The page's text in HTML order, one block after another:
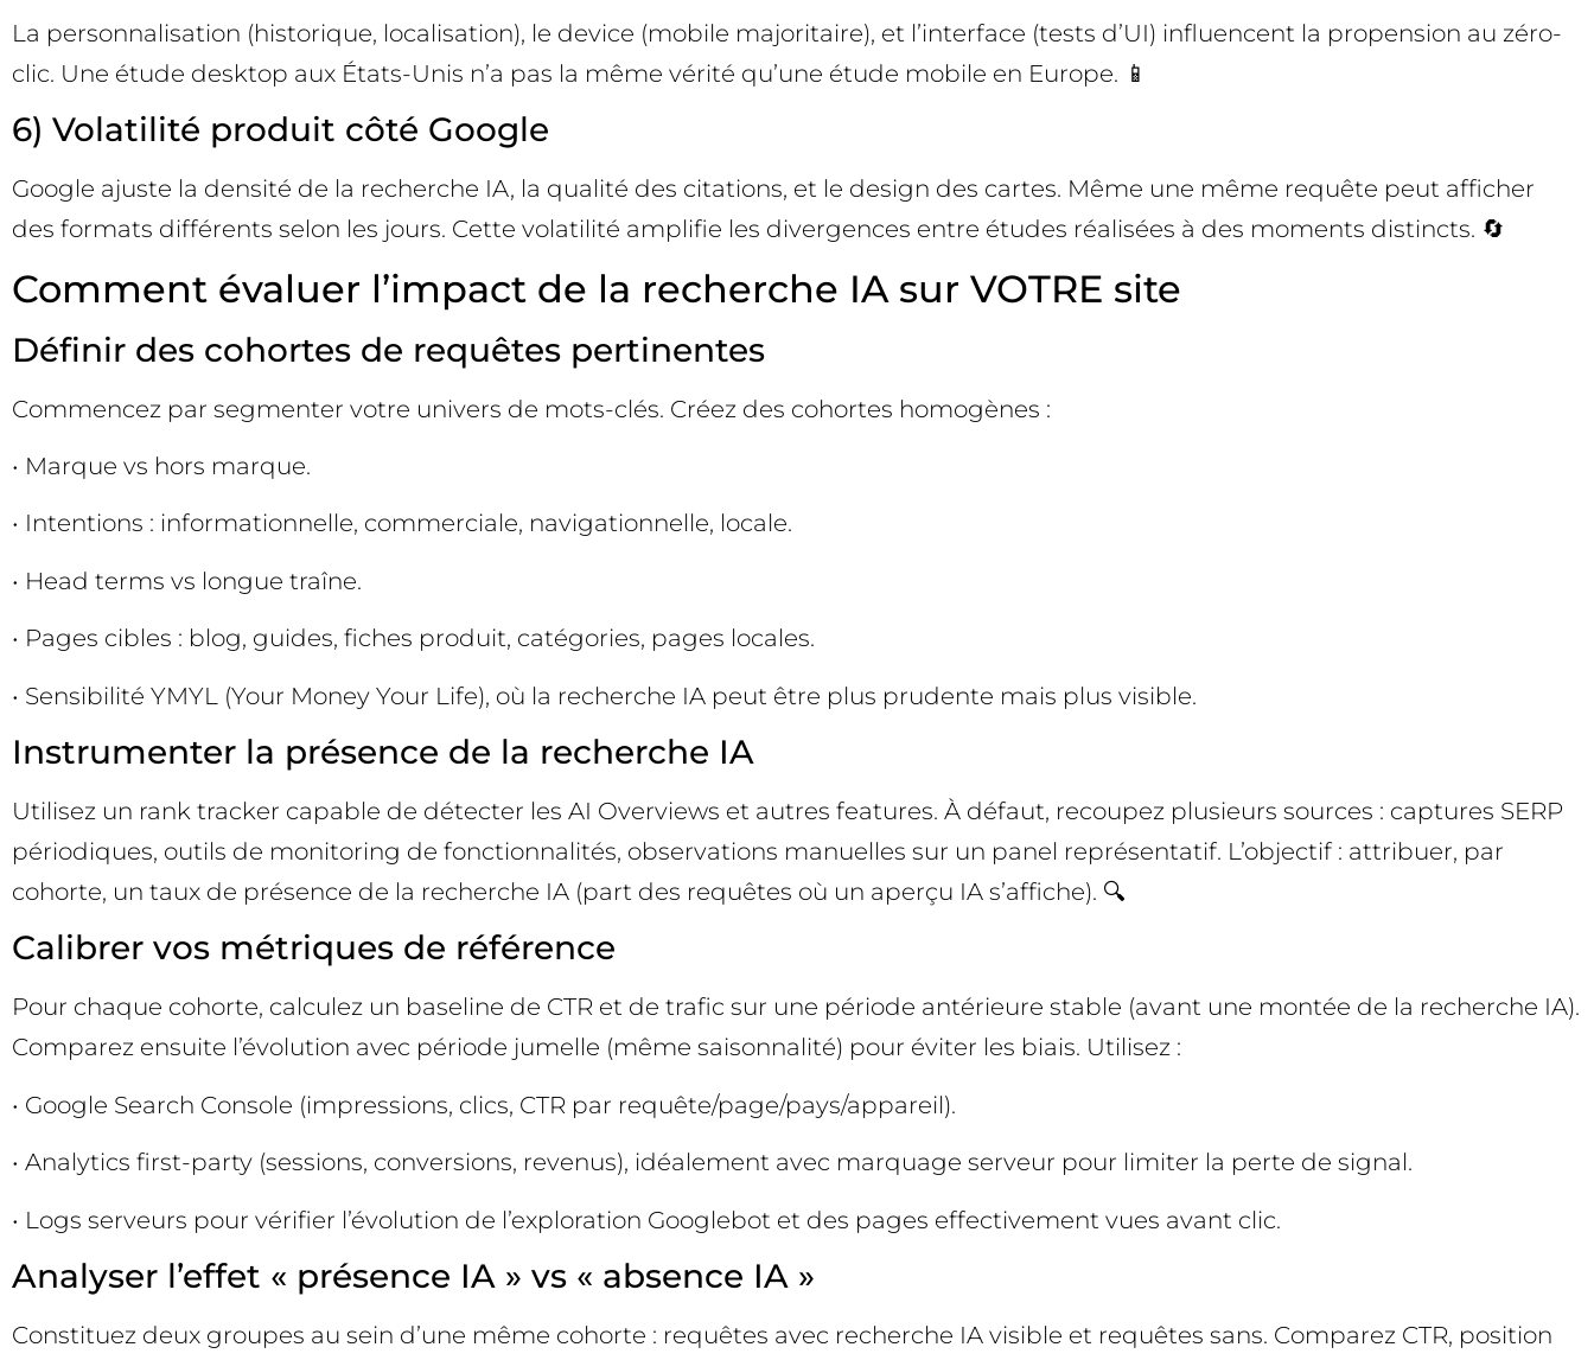
La personnalisation (historique, localisation), le device (mobile majoritaire), et l’interface (tests d’UI) influencent la propension au zéro-
clic. Une étude desktop aux États-Unis n’a pas la même vérité qu’une étude mobile en Europe. 📱
6) Volatilité produit côté Google
Google ajuste la densité de la recherche IA, la qualité des citations, et le design des cartes. Même une même requête peut afficher
des formats différents selon les jours. Cette volatilité amplifie les divergences entre études réalisées à des moments distincts. 🔄
Comment évaluer l’impact de la recherche IA sur VOTRE site
Définir des cohortes de requêtes pertinentes
Commencez par segmenter votre univers de mots-clés. Créez des cohortes homogènes :
• Marque vs hors marque.
• Intentions : informationnelle, commerciale, navigationnelle, locale.
• Head terms vs longue traîne.
• Pages cibles : blog, guides, fiches produit, catégories, pages locales.
• Sensibilité YMYL (Your Money Your Life), où la recherche IA peut être plus prudente mais plus visible.
Instrumenter la présence de la recherche IA
Utilisez un rank tracker capable de détecter les AI Overviews et autres features. À défaut, recoupez plusieurs sources : captures SERP
périodiques, outils de monitoring de fonctionnalités, observations manuelles sur un panel représentatif. L’objectif : attribuer, par
cohorte, un taux de présence de la recherche IA (part des requêtes où un aperçu IA s’affiche). 🔍
Calibrer vos métriques de référence
Pour chaque cohorte, calculez un baseline de CTR et de trafic sur une période antérieure stable (avant une montée de la recherche IA).
Comparez ensuite l’évolution avec période jumelle (même saisonnalité) pour éviter les biais. Utilisez :
• Google Search Console (impressions, clics, CTR par requête/page/pays/appareil).
• Analytics first-party (sessions, conversions, revenus), idéalement avec marquage serveur pour limiter la perte de signal.
• Logs serveurs pour vérifier l’évolution de l’exploration Googlebot et des pages effectivement vues avant clic.
Analyser l’effet « présence IA » vs « absence IA »
Constituez deux groupes au sein d’une même cohorte : requêtes avec recherche IA visible et requêtes sans. Comparez CTR, position